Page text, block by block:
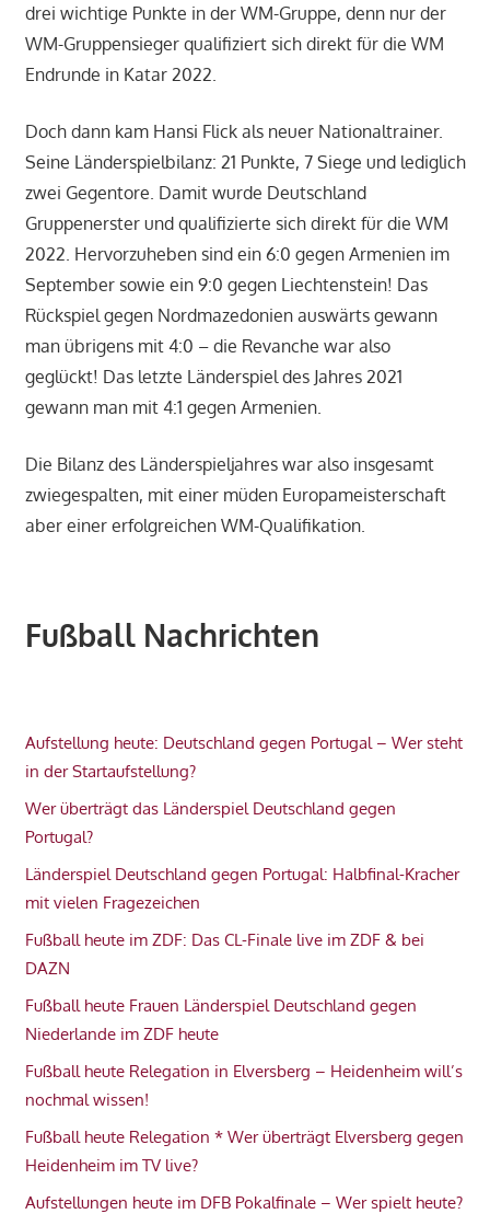
drei wichtige Punkte in der WM-Gruppe, denn nur der
WM-Gruppensieger qualifiziert sich direkt für die WM
Endrunde in Katar 2022.
Doch dann kam Hansi Flick als neuer Nationaltrainer.
Seine Länderspielbilanz: 21 Punkte, 7 Siege und lediglich
zwei Gegentore. Damit wurde Deutschland
Gruppenerster und qualifizierte sich direkt für die WM
2022. Hervorzuheben sind ein 6:0 gegen Armenien im
September sowie ein 9:0 gegen Liechtenstein! Das
Rückspiel gegen Nordmazedonien auswärts gewann
man übrigens mit 4:0 – die Revanche war also
geglückt! Das letzte Länderspiel des Jahres 2021
gewann man mit 4:1 gegen Armenien.
Die Bilanz des Länderspieljahres war also insgesamt
zwiegespalten, mit einer müden Europameisterschaft
aber einer erfolgreichen WM-Qualifikation.
Fußball Nachrichten
Aufstellung heute: Deutschland gegen Portugal – Wer steht
in der Startaufstellung?
Wer überträgt das Länderspiel Deutschland gegen
Portugal?
Länderspiel Deutschland gegen Portugal: Halbfinal-Kracher
mit vielen Fragezeichen
Fußball heute im ZDF: Das CL-Finale live im ZDF & bei
DAZN
Fußball heute Frauen Länderspiel Deutschland gegen
Niederlande im ZDF heute
Fußball heute Relegation in Elversberg – Heidenheim will’s
nochmal wissen!
Fußball heute Relegation * Wer überträgt Elversberg gegen
Heidenheim im TV live?
Aufstellungen heute im DFB Pokalfinale – Wer spielt heute?